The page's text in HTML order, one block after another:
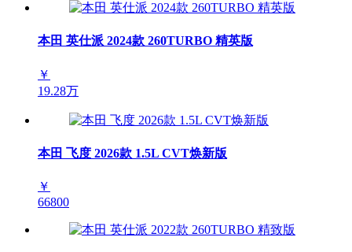
本田 英仕派 2024款 260TURBO 精英版
￥
19.28万
本田 飞度 2026款 1.5L CVT焕新版
￥
66800